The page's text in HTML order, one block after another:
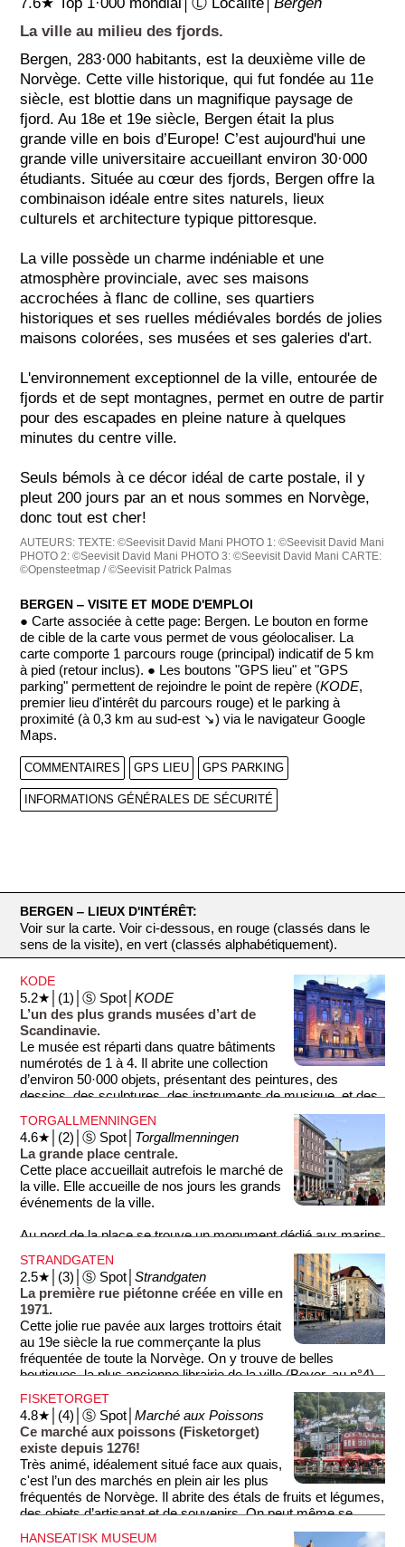
La ville au milieu des fjords.
Bergen, 283·000 habitants, est la deuxième ville de
Norvège. Cette ville historique, qui fut fondée au 11e
siècle, est blottie dans un magnifique paysage de
fjord. Au 18e et 19e siècle, Bergen était la plus
grande ville en bois d’Europe! C’est aujourd'hui une
grande ville universitaire accueillant environ 30·000
étudiants. Située au cœur des fjords, Bergen offre la
combinaison idéale entre sites naturels, lieux
culturels et architecture typique pittoresque.
La ville possède un charme indéniable et une
atmosphère provinciale, avec ses maisons
accrochées à flanc de colline, ses quartiers
historiques et ses ruelles médiévales bordés de jolies
maisons colorées, ses musées et ses galeries d'art.
L'environnement exceptionnel de la ville, entourée de
fjords et de sept montagnes, permet en outre de partir
pour des escapades en pleine nature à quelques
minutes du centre ville.
Seuls bémols à ce décor idéal de carte postale, il y
pleut 200 jours par an et nous sommes en Norvège,
donc tout est cher!
AUTEURS:TEXTE: ©Seevisit David Mani PHOTO 1: ©Seevisit David Mani
PHOTO 2: ©Seevisit David Mani PHOTO 3: ©Seevisit David Mani CARTE:
©Opensteetmap / ©Seevisit Patrick Palmas
BERGEN ‒ VISITE ET MODE D'EMPLOI
● Carte associée à cette page: Bergen. Le bouton en forme
de cible de la carte vous permet de vous géolocaliser. La
carte comporte 1 parcours rouge (principal) indicatif de 5 km
à pied (retour inclus). ● Les boutons "GPS lieu" et "GPS
parking" permettent de rejoindre le point de repère (KODE,
premier lieu d'intérêt du parcours rouge) et le parking à
proximité (à 0,3 km au sud-est ↘) via le navigateur Google
Maps.
COMMENTAIRES GPS LIEU GPS PARKING
INFORMATIONS GÉNÉRALES DE SÉCURITÉ
BERGEN ‒ LIEUX D'INTÉRÊT:
Voir sur la carte. Voir ci-dessous, en rouge (classés dans le
sens de la visite), en vert (classés alphabétiquement).
KODE
5.2★│(1)│Ⓢ Spot│KODE
L’un des plus grands musées d’art de
Scandinavie.
Le musée est réparti dans quatre bâtiments
numérotés de 1 à 4. Il abrite une collection
d’environ 50·000 objets, présentant des peintures, des
dessins, des sculptures, des instruments de musique, et des
œuvres d’art. KODE 1 présente des métaux précieux et des
antiquités internationales, KODE 2, des expositions
temporaires, KODE 3, une collection d’art et de mobilier
historique de Rasmus Meyer (1858-1916), un industriel et
grand collectionneur d'art, et KODE 4, la plus grande partie de
la collection, dont des œuvres de Joan Miró et de Pablo
Picasso.
TORGALLMENNINGEN
4.6★│(2)│Ⓢ Spot│ Torgallmenningen
La grande place centrale.
Cette place accueillait autrefois le marché de
la ville. Elle accueille de nos jours les grands
événements de la ville.
Au nord de la place se trouve un monument dédié aux marins
norvégiens (Sjømannsmonumentet). La place, bordée de
boutiques et de cafés-restaurants, est un lieu de rencontre
très populaire. Notez la présence de toits en verre placés
devant les façades, bien utiles pour protéger de la pluie, très
fréquente à Bergen. On trouve également sur le place un
grand centre commercial (Galleriet).
Un peu en retrait au sud-ouest, vous appercevez le grand
statues qui ornent sa façade (photo 2).
STRANDGATEN
2.5★│(3)│Ⓢ Spot│Strandgaten
La première rue piétonne créée en ville en
1971.
Cette jolie rue pavée aux larges trottoirs était
au 19e siècle la rue commerçante la plus
fréquentée de toute la Norvège. On y trouve de belles
boutiques, la plus ancienne librairie de la ville (Beyer, au n°4)
et, juste en face, la plus ancienne pharmacie du pays
(Svaneapoteket), puis, aux n° 13 à 17, deux grands magasins
de vêtements et d'articles ménagers ouverts au 19e siècle
(Kløverhuset et Wallendahl). La partie de la rue qui fut
piétonnisée, épargnée par l'incendie de 1916, a conservé des
maisons basses et des bâtiments anciens.
FISKETORGET
4.8★│(4)│Ⓢ Spot│Marché aux Poissons
Ce marché aux poissons (Fisketorget)
existe depuis 1276!
Très animé, idéalement situé face aux quais,
c'est l’un des marchés en plein air les plus
fréquentés de Norvège. Il abrite des étals de fruits et légumes,
des objets d’artisanat et de souvenirs. On peut même se
restaurer sur place... mais ça coûte cher!
HANSEATISK MUSEUM